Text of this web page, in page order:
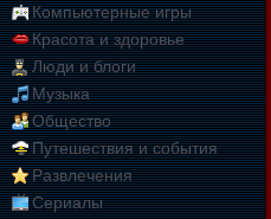
Компьютерные игры
Красота и здоровье
Люди и блоги
Музыка
Общество
Путешествия и события
Развлечения
Сериалы